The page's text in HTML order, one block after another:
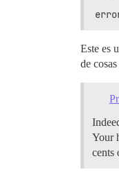
##
##
##
##
Este es
de
Your
cents